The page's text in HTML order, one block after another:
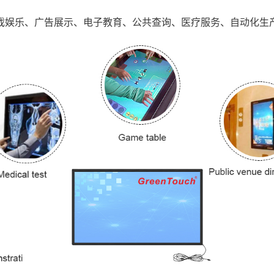
娱乐、广告展示、电子教育、公共查询、医疗服务、自动化生